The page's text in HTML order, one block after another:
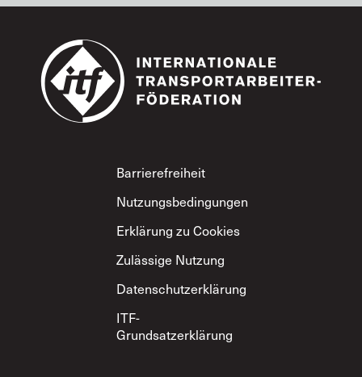
Footer
Barrierefreiheit
Nutzungsbedingungen
Erklärung zu Cookies
Zulässige Nutzung
Datenschutzerklärung
ITF-
Grundsatzerklärung